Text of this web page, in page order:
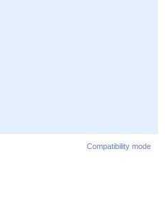
Compatibility mode